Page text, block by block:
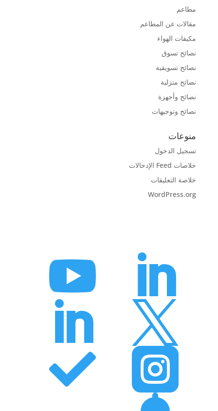
مطاعم
مقالات عن المطاعم
مكيفات الهواء
نصائح تسوق
نصائح تسويقية
نصائح منزلية
نصائح وأجهزة
نصائح وتوجيهات
منوعات
تسجيل الدخول
خلاصات Feed الإدخالات
خلاصة التعليقات
WordPress.org





